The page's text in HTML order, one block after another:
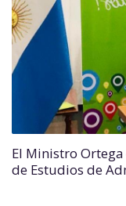
El Ministro
de Estudios de